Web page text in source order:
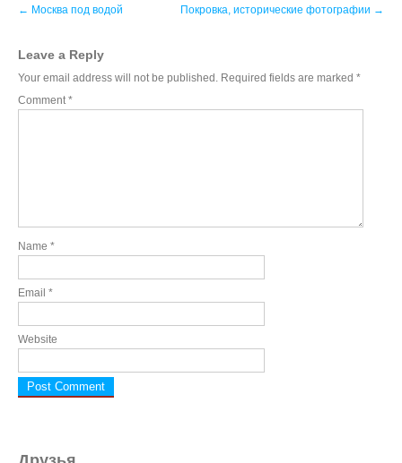
navigation
← Москва под водой Покровка, исторические фотографии →
Leave a Reply
Your email address will not be published. Required fields are marked *
Comment*
Name *
Email *
Website